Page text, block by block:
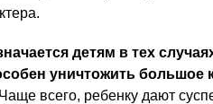
детям в тех
уничтожить большое
Чаще всего, ребенку дают